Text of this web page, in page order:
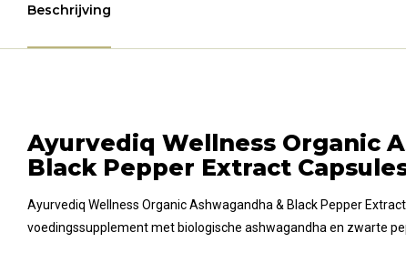
Beschrijving
Ayurvediq Wellness Organic
Black Pepper Extract
Ayurvediq Wellness Organic Ashwagandha & Black Pepper
voedingssupplement met biologische ashwagandha en zwarte